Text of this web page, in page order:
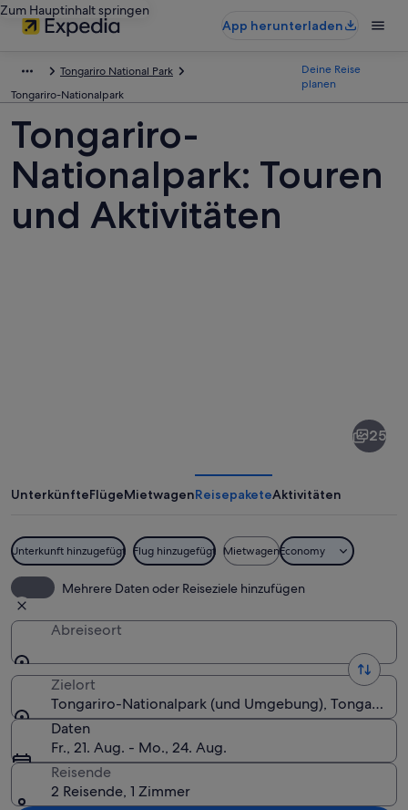
Zum Hauptinhalt springen
App herunterladen
Tongariro National Park
Tongariro-Nationalpark
Deine Reise
planen
Tongariro-
Nationalpark: Touren
und Aktivitäten
25
UnterkünfteFlügeMietwagenReisepaketeAktivitäten
Unterkunft hinzugefügt Flug hinzugefügt MietwagenEconomy
Mehrere Daten oder Reiseziele hinzufügen
Abreiseort
Zielort
Tongariro-Nationalpark (und Umgebung), Tongariro
Daten
Fr., 21. Aug. - Mo., 24. Aug.
Reisende
2 Reisende, 1 Zimmer